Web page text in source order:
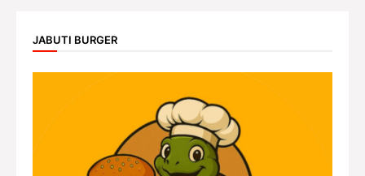
JABUTI BURGER